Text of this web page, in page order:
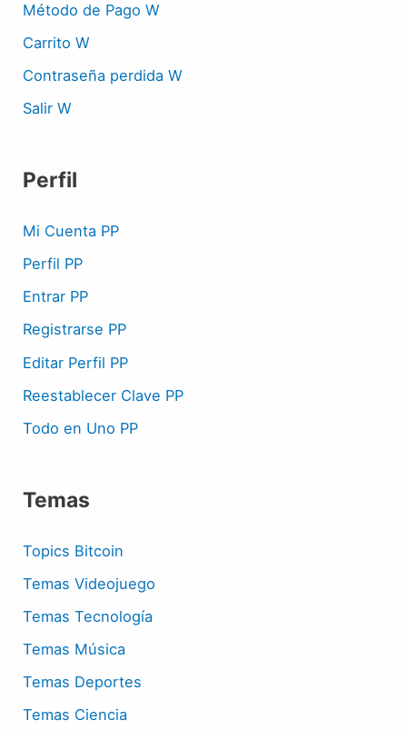
Método de Pago W
Carrito W
Contraseña perdida W
Salir W
Perfil
Mi Cuenta PP
Perfil PP
Entrar PP
Registrarse PP
Editar Perfil PP
Reestablecer Clave PP
Todo en Uno PP
Temas
Topics Bitcoin
Temas Videojuego
Temas Tecnología
Temas Música
Temas Deportes
Temas Ciencia